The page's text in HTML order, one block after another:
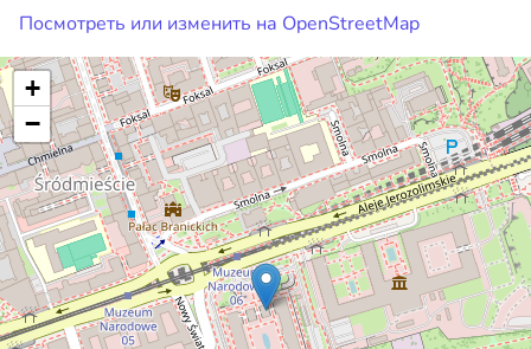
Посмотреть или изменить на OpenStreetMap
+
−